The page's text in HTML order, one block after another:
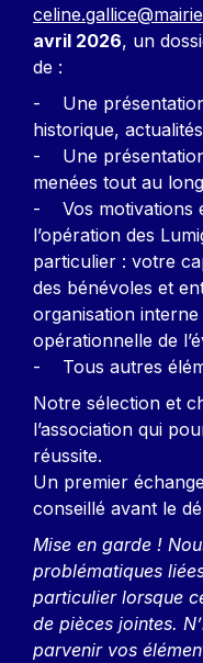
avril 2026, un
de :
- Une présentation
historique,
- Une
menées tout au
- Vos motivations
l’opération des
particulier : votre
des bénévoles et
organisation
opérationnelle de
- Tous autres
Notre sélection et
l’association qui
réussite.
Un premier
conseillé avant le
Mise en garde !
problématiques
particulier lorsque
de pièces jointes.
parvenir vos